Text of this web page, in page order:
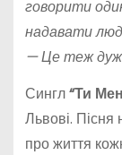
говорити
надавати
— Це теж
Сингл“Ти
Львові. Пісня
про життя